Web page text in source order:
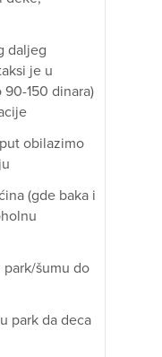
daljeg
je u
150 dinara)
obilazimo
(gde baka i
park/šumu do
park da deca